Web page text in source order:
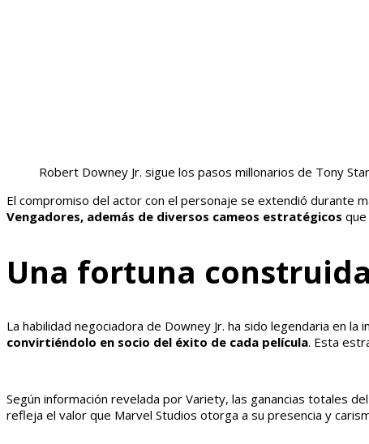
Robert Downey Jr. sigue los pasos millonarios de Tony
El compromiso del actor con el personaje se extendió durante
Vengadores, además de diversos cameos estratégicos
Una fortuna
La habilidad negociadora de Downey Jr. ha sido legendaria en
convirtiéndolo en socio del éxito de cada película. Esta
Según información revelada por Variety, las ganancias totales
refleja el valor que Marvel Studios otorga a su presencia y